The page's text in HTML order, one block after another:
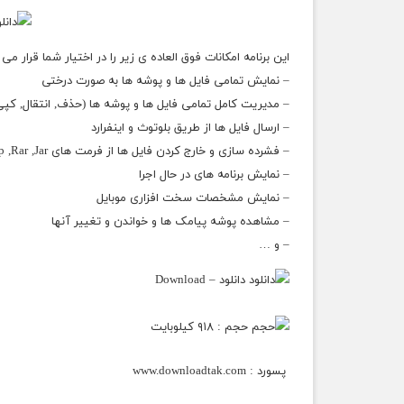
این برنامه امکانات فوق العاده ی زیر را در اختیار شما قرار
– نمایش تمامی فایل ها و پوشه ها به صورت درختی
– مدیریت کامل تمامی فایل ها و پوشه ها (حذف, انتقال,
– ارسال فایل ها از طریق بلوتوث و اینفرارد
– فشرده سازی و خارج کردن فایل ها از فرمت های Zip ,Rar ,Jar
– نمایش برنامه های در حال اجرا
– نمایش مشخصات سخت افزاری موبایل
– مشاهده پوشه پیامک ها و خواندن و تغییر آنها
– و …
دانلود – Download
حجم : ۹۱۸ کیلوبایت
پسورد : www.downloadtak.com